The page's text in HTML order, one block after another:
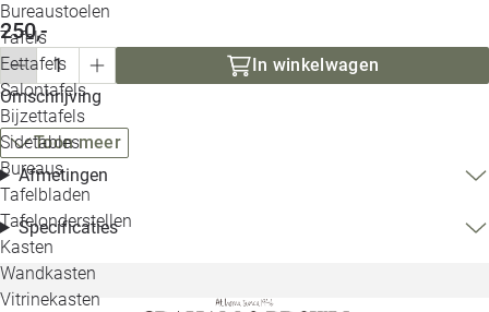
Bureaustoelen
Tafels
Eettafels
Salontafels
Bijzettafels
Sidetables
Bureaus
Tafelbladen
Tafelonderstellen
Kasten
Wandkasten
Vitrinekasten
250,-
In winkelwagen
Omschrijving
Toon meer
Afmetingen
Specificaties